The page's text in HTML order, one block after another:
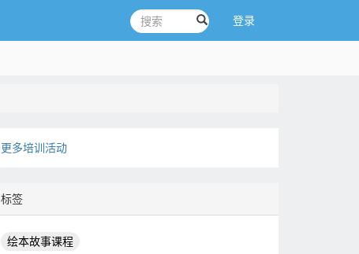
登录
更多培训活动
标签
绘本故事课程